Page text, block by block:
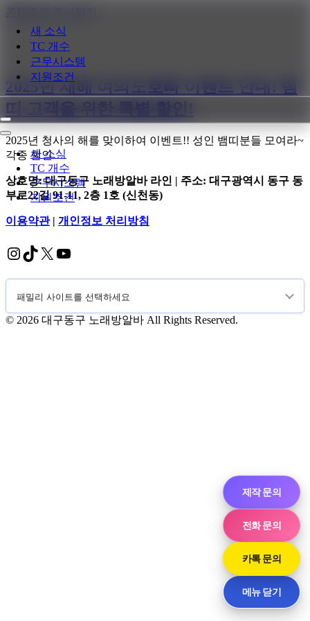
새 소식
TC 개수
근무시스템
지원조건
내
비
게
션
메
뉴
내
비
이
션
메
새 소식
TC 개수
근무시스템
지원조건
2025년 새해 여의도호빠 이벤트 안내: 뱀
띠 고객을 위한 특별 할인!
2025년 청사의 해를 맞이하여 이벤트!! 성인 뱀띠분들 모여라~
각종 할인…
상호명: 대구동구 노래방알바 라인 | 주소: 대구광역시 동구 동
부로22길 91-11, 2층 1호 (신천동)
이용약관| 개인정보 처리방침
Instagram
TikTok
X YouTube
© 2026 대구동구 노래방알바 All Rights Reserved.
제작 문의
전화 문의
카톡 문의
메뉴 닫기